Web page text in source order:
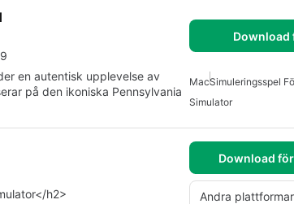
Download
en autentisk upplevelse av
på den ikoniska Pennsylvania
MacSimuleringsspel
Simulator
h2>
Download
Andra plattformar